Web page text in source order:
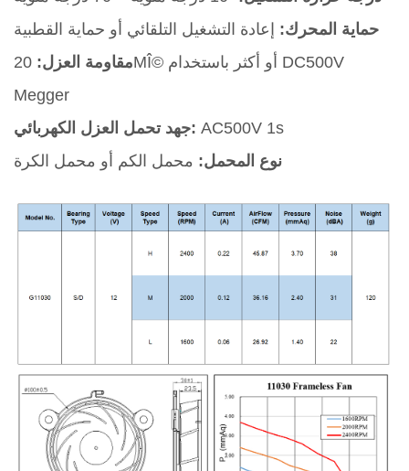
حماية المحرك: إعادة التشغيل التلقائي أو حماية القطبية
مقاومة العزل: 20MÎ© أو أكثر باستخدام DC500V
Megger
جهد تحمل العزل الكهربائي: AC500V 1s
نوع المحمل: محمل الكم أو محمل الكرة